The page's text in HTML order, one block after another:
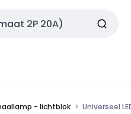
- lichtblok Universeel